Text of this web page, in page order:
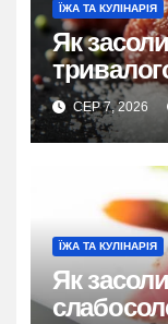
ЇЖА ТА КУЛІНАРІЯ
Як
СЕР 7, 2026
ЇЖА ТА КУЛІНАРІЯ
Як